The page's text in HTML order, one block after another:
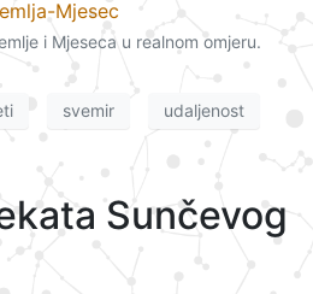
i Mjeseca u realnom omjeru.
svemir udaljenost
Sunčevog